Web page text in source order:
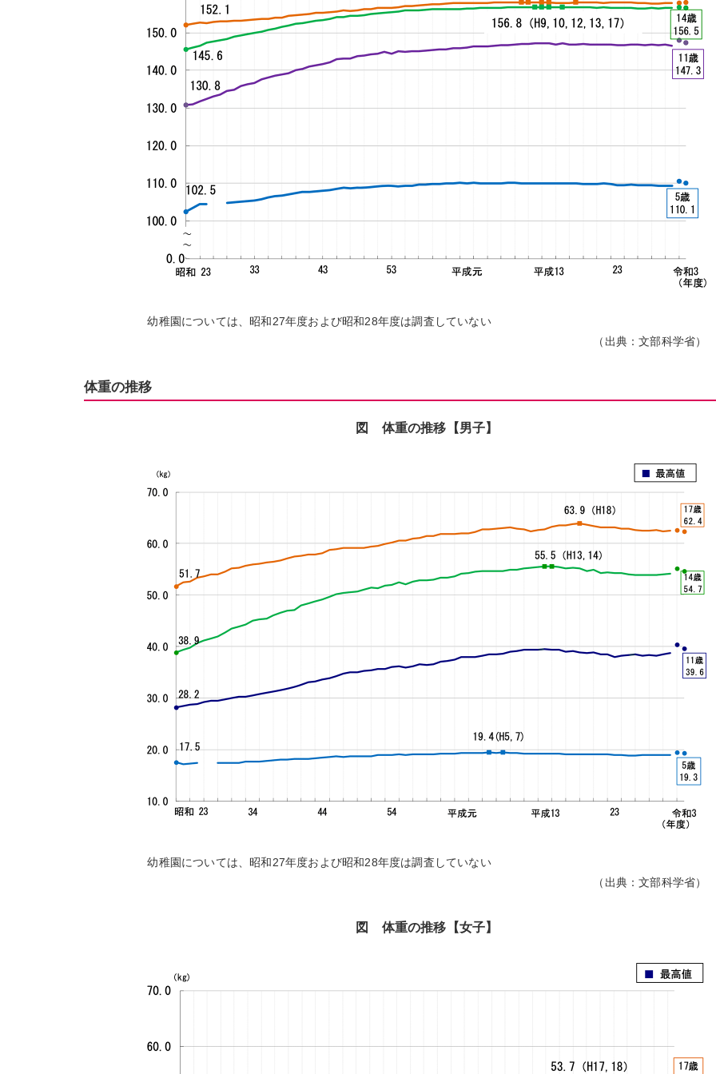
幼稚園については、昭和27年度および昭和28年度は調査していない
（出典：文部科学省）
体重の推移
図 体重の推移【男子】
幼稚園については、昭和27年度および昭和28年度は調査していない
（出典：文部科学省）
図 体重の推移【女子】